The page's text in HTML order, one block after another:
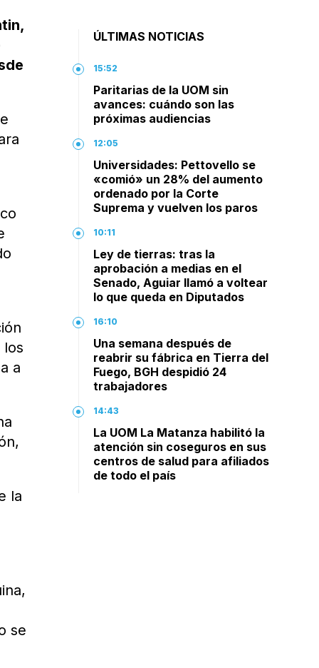
los
a
la
se
ÚLTIMAS NOTICIAS
15:52
Paritarias de la UOM sin
avances: cuándo son las
próximas audiencias
12:05
Universidades: Pettovello se
«comió» un 28% del aumento
ordenado por la Corte
Suprema y vuelven los paros
10:11
Ley de tierras: tras la
aprobación a medias en el
Senado, Aguiar llamó a voltear
lo que queda en Diputados
16:10
Una semana después de
reabrir su fábrica en Tierra del
Fuego, BGH despidió 24
trabajadores
14:43
La UOM La Matanza habilitó la
atención sin coseguros en sus
centros de salud para afiliados
de todo el país